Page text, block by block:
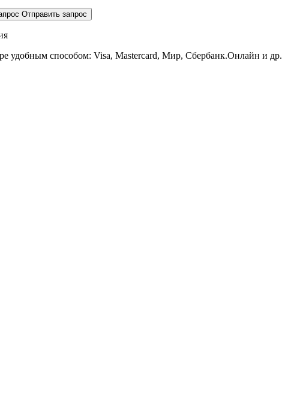
Отправить запрос
удобным способом: Visa, Mastercard, Мир, Сбербанк.Онлайн и др.